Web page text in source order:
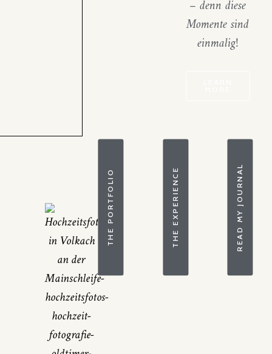
– denn diese
Momente sind
einmalig!
THE PORTFOLIO THE EXPERIENCE READ MY JOURNAL